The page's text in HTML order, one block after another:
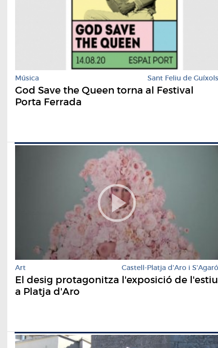
Música Sant Feliu de Guíxols
God Save the Queen torna al Festival
Porta Ferrada
Art Castell-Platja d'Aro i S'Agaró
El desig protagonitza l'exposició de l'estiu
a Platja d'Aro